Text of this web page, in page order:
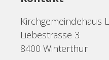
Kirchgemeindehaus
Liebestrasse 3
8400 Winterthur